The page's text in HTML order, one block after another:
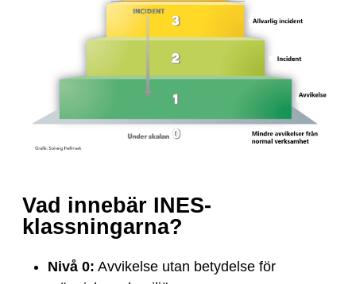
Vad innebär INES-
klassningarna?
Nivå 0: Avvikelse utan betydelse för